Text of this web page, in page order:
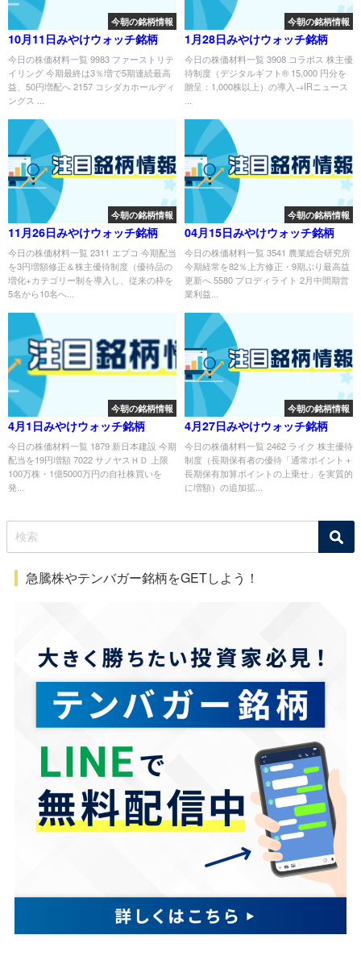
今朝の銘柄情報
10月11日みやけウォッチ銘柄
今日の株価材料一覧 9983 ファーストリテ
イリング 今期最終は3％増で5期連続最高
益、50円増配へ 2157 コシダカホールディ
ングス ...
今朝の銘柄情報
1月28日みやけウォッチ銘柄
今日の株価材料一覧 3908 コラボス 株主優
待制度（デジタルギフト® 15,000 円分を
贈呈：1,000株以上）の導入→IRニュース
今朝の銘柄情報
11月26日みやけウォッチ銘柄
今日の株価材料一覧 2311 エプコ 今期配当
を3円増額修正＆株主優待制度（優待品の
増化+カテゴリー制を導入し、従来の枠を
5名から10名へ...
今朝の銘柄情報
04月15日みやけウォッチ銘柄
今日の株価材料一覧 3541 農業総合研究所
今期経常を82％上方修正・9期ぶり最高益
更新へ 5580 プロディライト 2月中間期営
業利益...
今朝の銘柄情報
4月1日みやけウォッチ銘柄
今日の株価材料一覧 1879 新日本建設 今期
配当を19円増額 7022 サノヤスＨＤ 上限
100万株・1億5000万円の自社株買いを
発...
今朝の銘柄情報
4月27日みやけウォッチ銘柄
今日の株価材料一覧 2462 ライク 株主優待
制度（長期保有者の優待「通常ポイント＋
長期保有加算ポイントの上乗せ」を実質的
に増額）の追加拡...
急騰株やテンバガー銘柄をGETしよう！